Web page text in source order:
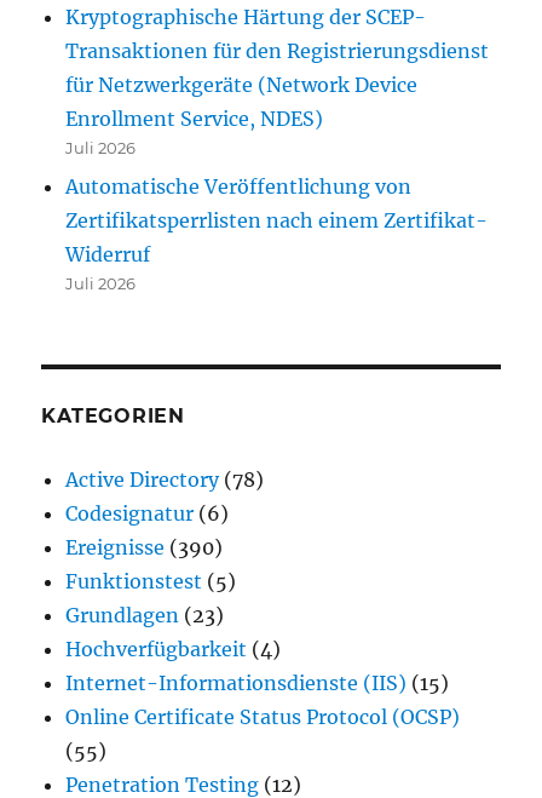
Kryptographische Härtung der SCEP-
Transaktionen für den Registrierungsdienst
für Netzwerkgeräte (Network Device
Enrollment Service, NDES)
Juli 2026
Automatische Veröffentlichung von
Zertifikatsperrlisten nach einem Zertifikat-
Widerruf
Juli 2026
KATEGORIEN
Active Directory(78)
Codesignatur (6)
Ereignisse (390)
Funktionstest (5)
Grundlagen (23)
Hochverfügbarkeit (4)
Internet-Informationsdienste (IIS) (15)
Online Certificate Status Protocol (OCSP)
(55)
Penetration Testing (12)